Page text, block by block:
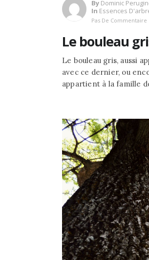
By Dominic
In Essences
Pas De Commentaire
Le bouleau
Le bouleau gris, aussi
avec ce dernier, ou
appartient à la famille